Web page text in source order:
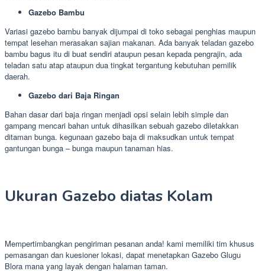
Gazebo Bambu
Variasi gazebo bambu banyak dijumpai di toko sebagai penghias maupun
tempat lesehan merasakan sajian makanan. Ada banyak teladan gazebo
bambu bagus itu di buat sendiri ataupun pesan kepada pengrajin, ada
teladan satu atap ataupun dua tingkat tergantung kebutuhan pemilik
daerah.
Gazebo dari Baja Ringan
Bahan dasar dari baja ringan menjadi opsi selain lebih simple dan
gampang mencari bahan untuk dihasilkan sebuah gazebo diletakkan
ditaman bunga. kegunaan gazebo baja di maksudkan untuk tempat
gantungan bunga – bunga maupun tanaman hias.
Ukuran Gazebo diatas Kolam
Mempertimbangkan pengiriman pesanan anda! kami memiliki tim khusus
pemasangan dan kuesioner lokasi, dapat menetapkan Gazebo Glugu
Blora mana yang layak dengan halaman taman.